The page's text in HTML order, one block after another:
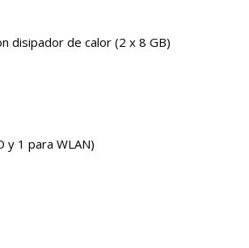
disipador de calor (2 x 8 GB)
y 1 para WLAN)